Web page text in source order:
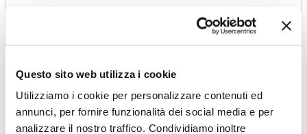
Questo sito web utilizza i cookie
Utilizziamo i cookie per personalizzare contenuti ed
annunci, per fornire funzionalità dei social media e per
analizzare il nostro traffico. Condividiamo inoltre
Visita della città di
Manila